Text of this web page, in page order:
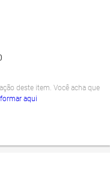
deste item. Você acha que
aqui